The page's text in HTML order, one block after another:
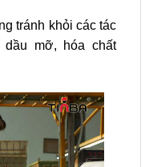
tránh khỏi các tác
mỡ, hóa chất